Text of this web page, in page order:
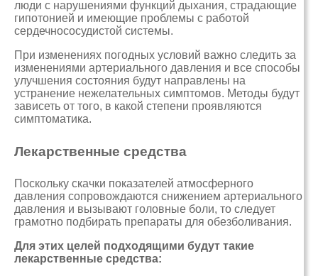
люди с нарушениями функций дыхания, страдающие
гипотонией и имеющие проблемы с работой
сердечнососудистой системы.
При изменениях погодных условий важно следить за
изменениями артериального давления и все способы
улучшения состояния будут направлены на
устранение нежелательных симптомов. Методы будут
зависеть от того, в какой степени проявляются
симптоматика.
Лекарственные средства
Поскольку скачки показателей атмосферного
давления сопровождаются снижением артериального
давления и вызывают головные боли, то следует
грамотно подбирать препараты для обезболивания.
Для этих целей подходящими будут такие
лекарственные средства: